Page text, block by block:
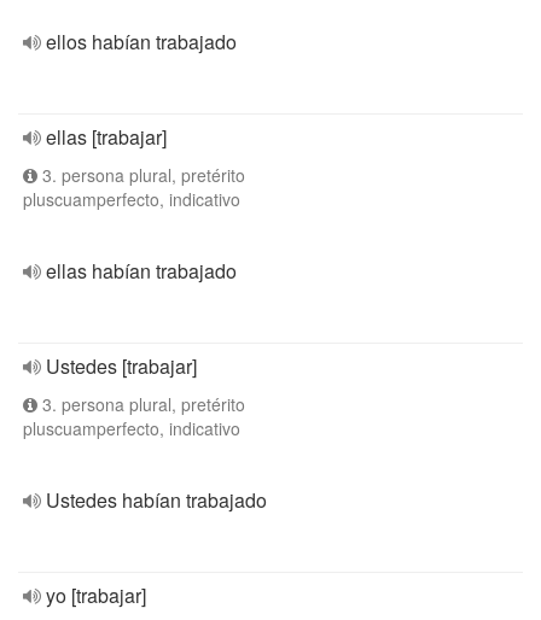
ellos habían trabajado
ellas [trabajar]
3. persona plural, pretérito
pluscuamperfecto, indicativo
ellas habían trabajado
Ustedes [trabajar]
3. persona plural, pretérito
pluscuamperfecto, indicativo
Ustedes habían trabajado
yo [trabajar]